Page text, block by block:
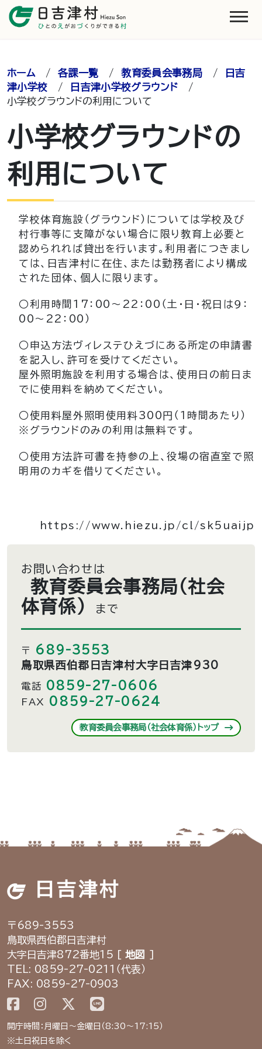
ホーム /各課一覧 /教育委員会事務局 /
日吉
津小学校 / 日吉津小学校グラウンド /
小学校グラウンドの利用について
小学校グラウンドの
利用について
学校体育施設（グラウンド）については学校及び
村行事等に支障がない場合に限り教育上必要と
認められれば貸出を行います。利用者につきまし
ては、日吉津村に在住、または勤務者により構成
された団体、個人に限ります。
○利用時間17：00～22：00（土・日・祝日は９：
00～22：00）
○申込方法ヴィレステひえづにある所定の申請書
を記入し、許可を受けてください。
屋外照明施設を利用する場合は、使用日の前日ま
でに使用料を納めてください。
○使用料屋外照明使用料300円（１時間あたり）
※グラウンドのみの利用は無料です。
○使用方法許可書を持参の上、役場の宿直室で照
明用のカギを借りてください。
https://www.hiezu.jp/cl/sk5uaijp
お問い合わせは
教育委員会事務局（社会
体育係）
まで
〒 689-3553
鳥取県西伯郡日吉津村大字日吉津930
電話 0859-27-0606
FAX 0859-27-0624
教育委員会事務局（社会体育係）トップ
日吉津村
〒689-3553
鳥取県西伯郡日吉津村
大字日吉津872番地15 [ 地図
]
TEL: 0859-27-0211（代表）
FAX: 0859-27-0903
開庁時間：月曜日～金曜日（8:30～17:15）
※土日祝日を除く